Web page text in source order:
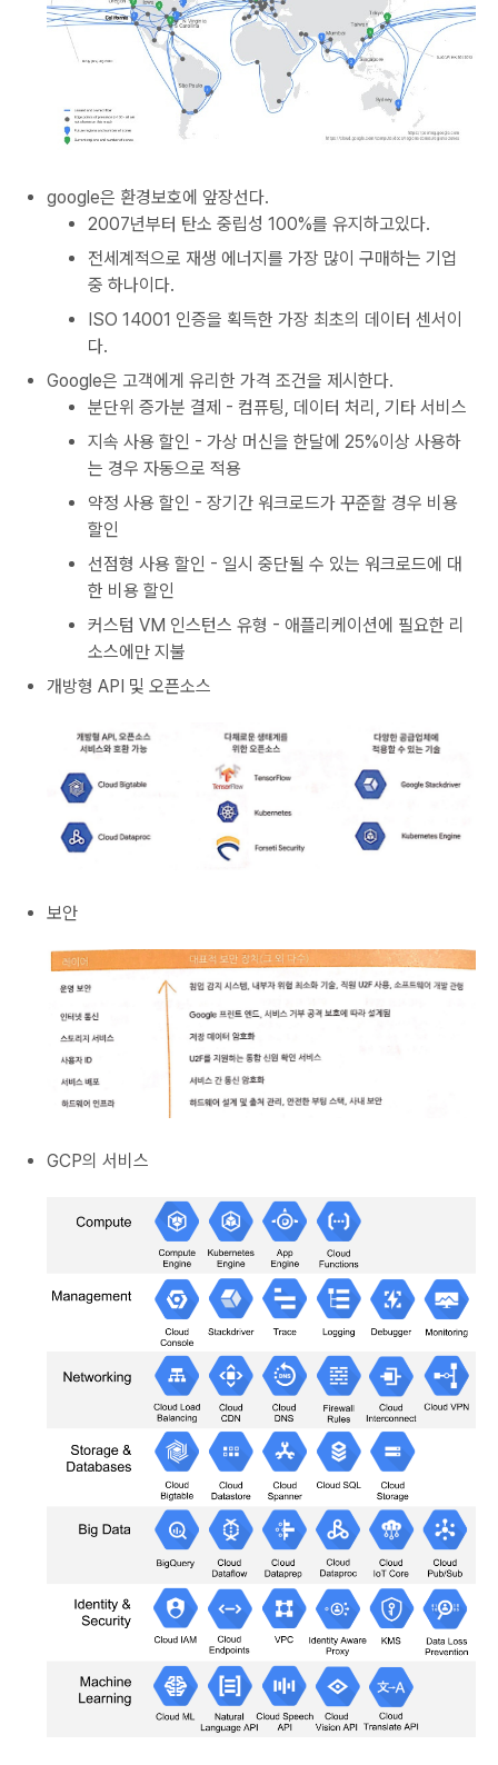
google은 환경보호에 앞장선다.
2007년부터 탄소 중립성 100%를 유지하고있다.
전세계적으로 재생 에너지를 가장 많이 구매하는 기업
중 하나이다.
ISO 14001 인증을 획득한 가장 최초의 데이터 센서이
다.
Google은 고객에게 유리한 가격 조건을 제시한다.
분단위 증가분 결제 - 컴퓨팅, 데이터 처리, 기타 서비스
지속 사용 할인 - 가상 머신을 한달에 25%이상 사용하
는 경우 자동으로 적용
약정 사용 할인 - 장기간 워크로드가 꾸준할 경우 비용
할인
선점형 사용 할인 - 일시 중단될 수 있는 워크로드에 대
한 비용 할인
커스텀 VM 인스턴스 유형 - 애플리케이션에 필요한 리
소스에만 지불
개방형 API 및 오픈소스
보안
GCP의 서비스